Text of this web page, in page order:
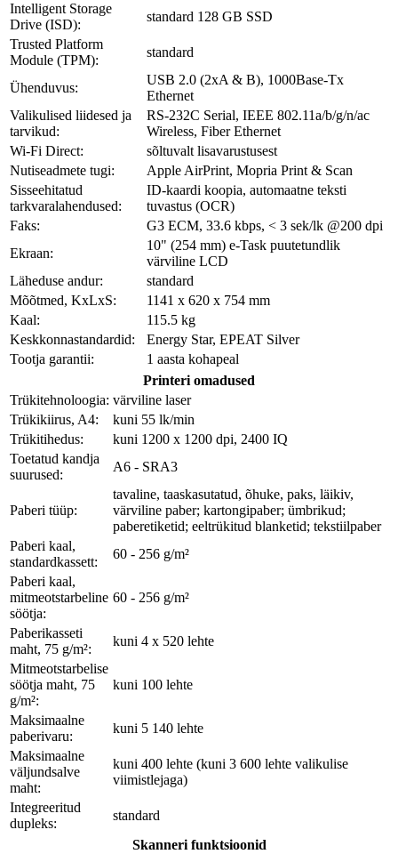
Intelligent Storage
Drive (ISD):
standard 128 GB SSD
Trusted Platform
Module (TPM):
standard
Ühenduvus:
USB 2.0 (2xA & B), 1000Base-Tx
Ethernet
Valikulised liidesed ja
tarvikud:
RS-232C Serial, IEEE 802.11a/b/g/n/ac
Wireless, Fiber Ethernet
Wi-Fi Direct:
sõltuvalt lisavarustusest
Nutiseadmete tugi:
Apple AirPrint, Mopria Print & Scan
Sisseehitatud
tarkvaralahendused:
ID-kaardi koopia, automaatne teksti
tuvastus (OCR)
Faks:
G3 ECM, 33.6 kbps, < 3 sek/lk @200 dpi
Ekraan:
10" (254 mm) e-Task puutetundlik
värviline LCD
Läheduse andur:
standard
Mõõtmed, KxLxS:
1141 x 620 x 754 mm
Kaal:
115.5 kg
Keskkonnastandardid:
Energy Star, EPEAT Silver
Tootja garantii:
1 aasta kohapeal
Printeri omadused
Trükitehnoloogia: värviline laser
Trükikiirus, A4:
kuni 55 lk/min
Trükitihedus:
kuni 1200 x 1200 dpi, 2400 IQ
Toetatud kandja
suurused:
A6 - SRA3
Paberi tüüp:
tavaline, taaskasutatud, õhuke, paks, läikiv,
värviline paber; kartongipaber; ümbrikud;
paberetiketid; eeltrükitud blanketid; tekstiilpaber
Paberi kaal,
standardkassett:
60 - 256 g/m²
Paberi kaal,
mitmeotstarbeline
söötja:
60 - 256 g/m²
Paberikasseti
maht, 75 g/m²:
kuni 4 x 520 lehte
Mitmeotstarbelise
söötja maht, 75
g/m²:
kuni 100 lehte
Maksimaalne
paberivaru:
kuni 5 140 lehte
Maksimaalne
väljundsalve
maht:
kuni 400 lehte (kuni 3 600 lehte valikulise
viimistlejaga)
Integreeritud
dupleks:
standard
Skanneri funktsioonid